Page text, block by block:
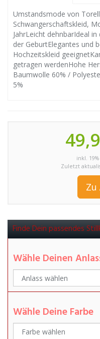
Umstandsmode von
Schwangerschaftskleid,
JahrLeicht dehnbarIdeal
der GeburtElegantes und
Hochzeitskleid
getragen werdenHohe
Baumwolle 60% /
5%
inkl.
Zuletzt
Zu
Finde Dein passendes
Wähle Deinen
Wähle Deine Farbe